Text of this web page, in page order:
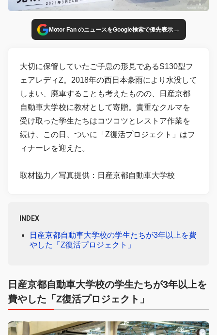
Motor Fan のニュースをGoogle検索で優先表示→
大切に保管していたご子息の形見であるS130型フ
ェアレディZ。2018年の西日本豪雨により水没して
しまい、廃車することも考えたものの、日産京都
自動車大学校に教材として寄贈。貴重なクルマを
受け取った学生たちはコツコツとレストア作業を
続け、この日、ついに「Z復活プロジェクト」はフ
ィナーレを迎えた。
取材協力／写真提供：日産京都自動車大学校
INDEX
日産京都自動車大学校の学生たちが3年以上を費
やした「Z復活プロジェクト」
日産京都自動車大学校の学生たちが3年以上を
費やした「Z復活プロジェクト」